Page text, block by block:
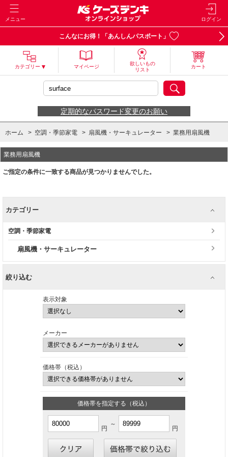
メニュー ログイン
こんなにお得！「あんしんパスポート」
カテゴリー マイページ
欲しいもの
リスト
カート
定期的なパスワード変更のお願い
ホーム > 空調・季節家電 > 扇風機・サーキュレーター > 業務用扇風機
業務用扇風機
ご指定の条件に一致する商品が見つかりませんでした。
カテゴリー
空調・季節家電
扇風機・サーキュレーター
絞り込む
表示対象
メーカー
価格帯（税込）
価格帯を指定する（税込）
円
～
円